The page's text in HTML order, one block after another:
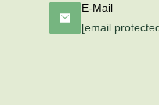
E-Mail
[email